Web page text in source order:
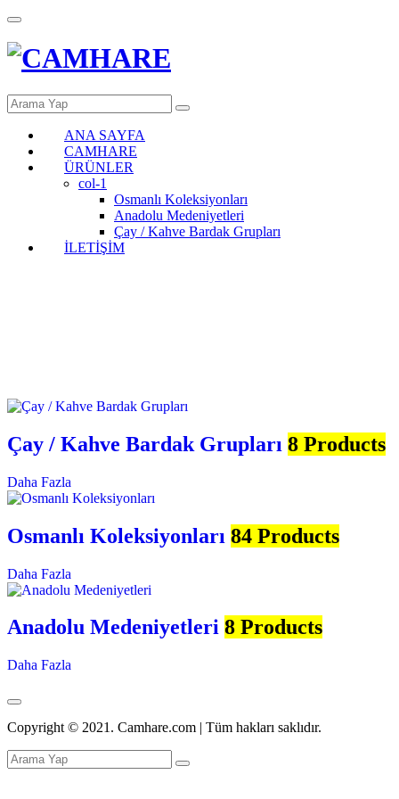
ANA SAYFA
CAMHARE
ÜRÜNLER
col-1
Osmanlı Koleksiyonları
Anadolu Medeniyetleri
Çay / Kahve Bardak Grupları
İLETİŞİM
Çay / Kahve Bardak Grupları 8 Products
Daha Fazla
Osmanlı Koleksiyonları 84 Products
Daha Fazla
Anadolu Medeniyetleri 8 Products
Daha Fazla
Copyright © 2021. Camhare.com | Tüm hakları saklıdır.